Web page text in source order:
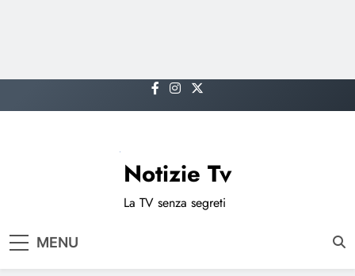
to
Notizie Tv
La TV senza segreti
MENU